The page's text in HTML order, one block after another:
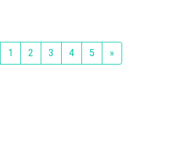
1 2 3 4 5 »Next